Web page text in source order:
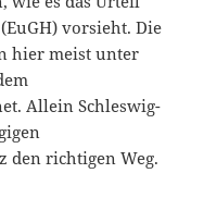
vorsieht. Die
hier meist unter
Allein Schleswig-
den richtigen Weg.